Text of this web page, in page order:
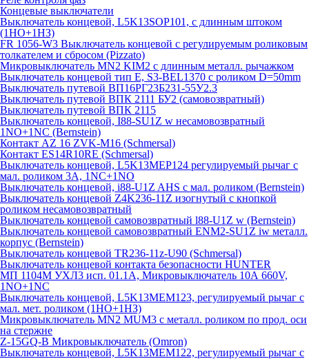
Концевые выключатели
Выключатель концевой, L5K13SOP101, с длинным штоком
(1НО+1НЗ)
FR 1056-W3 Выключатель концевой с регулируемым роликовым
толкателем и сбросом (Pizzato)
Микровыключатель MN2 KIM2 с длинным металл. рычажком
Выключатель концевой тип Е, S3-BEL1370 с роликом D=50mm
Выключатель путевой ВП16РГ23Б231-55У2.3
Выключатель путевой ВПК 2111 БУ2 (самовозвратный)
Выключатель путевой ВПК 2115
Выключатель концевой, I88-SU1Z w несамовозвратный
1NO+1NC (Bernstein)
Контакт AZ 16 ZVK-M16 (Schmersal)
Контакт ES14R10RE (Schmersal)
Выключатель концевой, L5K13MEP124 регулируемый рычаг с
мал. роликом 3А, 1NC+1NO
Выключатель концевой, i88-U1Z AHS с мал. роликом (Bernstein)
Выключатель концевой Z4K236-11Z изогнутый с кнопкой
роликом несамовозвратный
Выключатель концевой самовозвратный l88-U1Z w (Bernstein)
Выключатель концевой самовозвратный ENM2-SU1Z iw металл.
корпус (Bernstein)
Выключатель концевой TR236-11z-U90 (Schmersal)
Выключатель концевой контакта безопасности HUNTER
МП 1104М УХЛ3 исп. 01.1А, Микровыключатель 10А 660V,
1NO+1NC
Выключатель концевой, L5K13MEM123, регулируемый рычаг с
мал. мет. роликом (1НО+1НЗ)
Микровыключатель MN2 MUM3 с металл. роликом по прод. оси
на стержне
Z-15GQ-B Микровыключатель (Omron)
Выключатель концевой, L5K13MEM122, регулируемый рычаг с